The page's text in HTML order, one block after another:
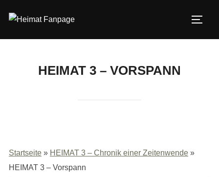
Inhalt
HEIMAT 3 – VORSPANN
Startseite» HEIMAT 3 – Chronik einer Zeitenwende»
HEIMAT 3 – Vorspann